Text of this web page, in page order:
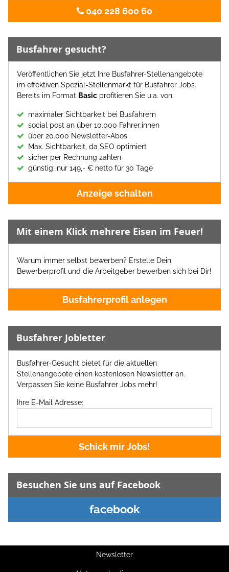
040 228 600 60
Busfahrer gesucht?
Veröffentlichen Sie jetzt Ihre Busfahrer-Stellenangebote
im effektiven Spezial-Stellenmarkt für Busfahrer Jobs.
Bereits im Format Basic profitieren Sie u.a. von:
maximaler Sichtbarkeit bei Busfahrern
social post an über 10.000 Fahrer:innen
über 20.000 Newsletter-Abos
Max. Sichtbarkeit, da SEO optimiert
sicher per Rechnung zahlen
günstig: nur 149,- € netto für 30 Tage
Anzeige schalten
Mit einem Klick mehrere Eisen im Feuer!
Warum immer selbst bewerben? Erstelle Dein
Bewerberprofil und die Arbeitgeber bewerben sich bei Dir!
Busfahrerprofil anlegen
Busfahrer Jobletter
Busfahrer-Gesucht bietet für die aktuellen
Stellenangebote einen kostenlosen Newsletter an.
Verpassen Sie keine Busfahrer Jobs mehr!
Ihre E-Mail Adresse:
Schick mir Jobs!
Besuchen Sie uns auf Facebook
facebook
Newsletter